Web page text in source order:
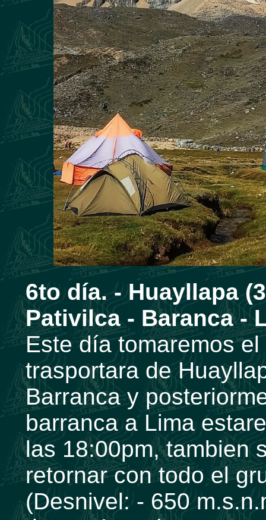
6to día. -Huayllapa
Pativilca - Baranca -
Este día tomaremos
trasportara de
Barranca y
barranca a Lima
las 18:00pm, tambien
retornar con todo el
(Desnivel: - 650